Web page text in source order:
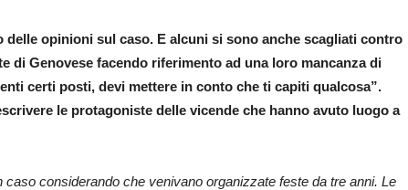
delle opinioni sul caso. E alcuni si sono anche scagliati contro
di Genovese facendo riferimento ad una loro mancanza di
certi posti, devi mettere in conto che ti capiti qualcosa”.
le protagoniste delle vicende che hanno avuto luogo a
considerando che venivano organizzate feste da tre anni. Le